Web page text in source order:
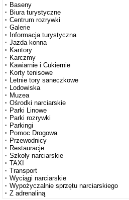
Baseny
Biura turystyczne
Centrum rozrywki
Galerie
Informacja turystyczna
Jazda konna
Kantory
Karczmy
Kawiarnie i Cukiernie
Korty tenisowe
Letnie tory saneczkowe
Lodowiska
Muzea
Ośrodki narciarskie
Parki Linowe
Parki rozrywki
Parkingi
Pomoc Drogowa
Przewodnicy
Restauracje
Szkoły narciarskie
TAXI
Transport
Wyciągi narciarskie
Wypożyczalnie sprzętu narciarskiego
Z adrenaliną